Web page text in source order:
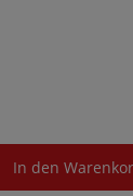
In den